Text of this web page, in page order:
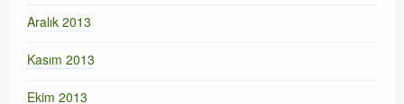
Aralık 2013
Kasım 2013
Ekim 2013